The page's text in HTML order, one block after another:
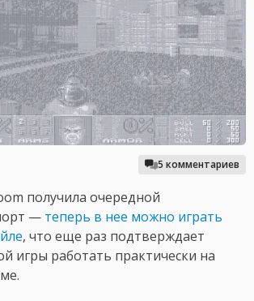
5 комментариев
получила очередной
— теперь в нее можно играть
, что еще раз подтверждает
игры работать практически на